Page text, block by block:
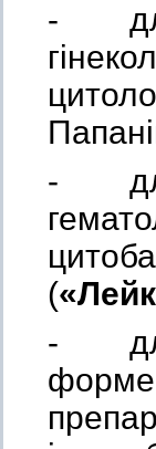
- для
- для
(
- для